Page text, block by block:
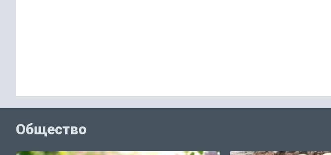
Общество